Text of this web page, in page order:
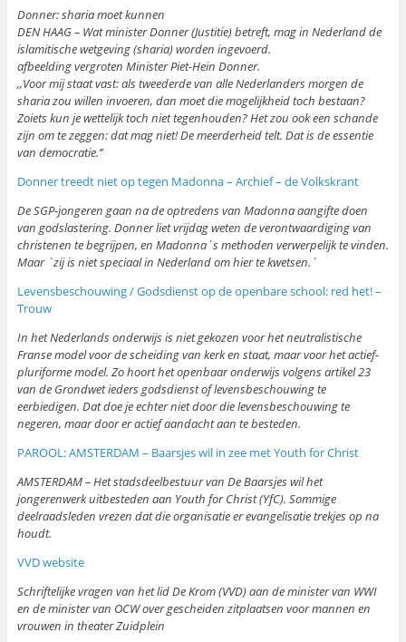
Donner: sharia moet kunnen
DEN HAAG – Wat minister Donner (Justitie) betreft, mag in Nederland de
islamitische wetgeving (sharia) worden ingevoerd.
afbeelding vergroten Minister Piet-Hein Donner.
,,Voor mij staat vast: als tweederde van alle Nederlanders morgen de
sharia zou willen invoeren, dan moet die mogelijkheid toch bestaan?
Zoiets kun je wettelijk toch niet tegenhouden? Het zou ook een schande
zijn om te zeggen: dat mag niet! De meerderheid telt. Dat is de essentie
van democratie.’’
Donner treedt niet op tegen Madonna – Archief – de Volkskrant
De SGP-jongeren gaan na de optredens van Madonna aangifte doen
van godslastering. Donner liet vrijdag weten de verontwaardiging van
christenen te begrijpen, en Madonna`s methoden verwerpelijk te vinden.
Maar `zij is niet speciaal in Nederland om hier te kwetsen.`
Levensbeschouwing / Godsdienst op de openbare school: red het! –
Trouw
In het Nederlands onderwijs is niet gekozen voor het neutralistische
Franse model voor de scheiding van kerk en staat, maar voor het actief-
pluriforme model. Zo hoort het openbaar onderwijs volgens artikel 23
van de Grondwet ieders godsdienst of levensbeschouwing te
eerbiedigen. Dat doe je echter niet door die levensbeschouwing te
negeren, maar door er actief aandacht aan te besteden.
PAROOL: AMSTERDAM – Baarsjes wil in zee met Youth for Christ
AMSTERDAM – Het stadsdeelbestuur van De Baarsjes wil het
jongerenwerk uitbesteden aan Youth for Christ (YfC). Sommige
deelraadsleden vrezen dat die organisatie er evangelisatie trekjes op na
houdt.
VVD website
Schriftelijke vragen van het lid De Krom (VVD) aan de minister van WWI
en de minister van OCW over gescheiden zitplaatsen voor mannen en
vrouwen in theater Zuidplein